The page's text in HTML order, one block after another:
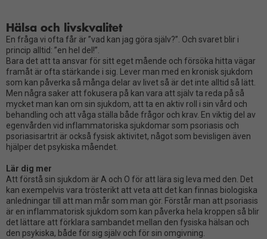
Hälsa och livskvalitet
En fråga vi ofta får är ”vad kan jag göra själv?”. Och svaret blir i
princip alltid: ”en hel del!”.
Bara det att ta ansvar för sitt eget mående och försöka hitta vägar
framåt är ofta stärkande i sig. Lever man med en kronisk sjukdom
som kan påverka så många delar av livet så är det inte alltid så lätt.
Men några saker att fokusera på kan vara att själv ta reda på så
mycket man kan om sin sjukdom, att ta en aktiv roll i sin vård och
behandling och att våga ställa både frågor och krav. En viktig del av
egenvården vid inflammatoriska sjukdomar som psoriasis och
psoriasisartrit är också fysisk aktivitet, något som bevisligen även
hjälper det psykiska måendet.
Lär dig mer
Att förstå sin sjukdom är A och O för att lära sig leva med den. Det
kan exempelvis vara trösterikt att veta att det kan finnas biologiska
anledningar till att man mår som man gör. Förstår man att psoriasis
är en inflammatorisk sjukdom som kan påverka hela kroppen så blir
det lättare att förklara sambandet mellan den fysiska hälsan och
den psykiska, både för sig själv och för sin omgivning.